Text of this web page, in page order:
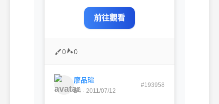
前往觀看
0 0
廖品瑄
B4 · 2011/07/12
#193958